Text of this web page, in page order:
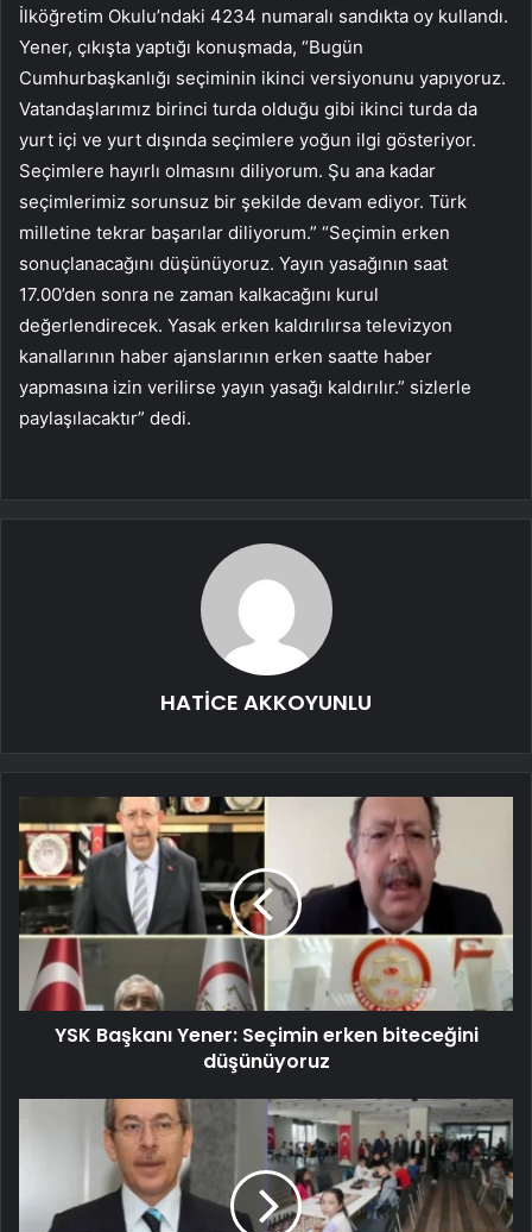
İlköğretim Okulu’ndaki 4234 numaralı sandıkta oy kullandı.
Yener, çıkışta yaptığı konuşmada, “Bugün
Cumhurbaşkanlığı seçiminin ikinci versiyonunu yapıyoruz.
Vatandaşlarımız birinci turda olduğu gibi ikinci turda da
yurt içi ve yurt dışında seçimlere yoğun ilgi gösteriyor.
Seçimlere hayırlı olmasını diliyorum. Şu ana kadar
seçimlerimiz sorunsuz bir şekilde devam ediyor. Türk
milletine tekrar başarılar diliyorum.” “Seçimin erken
sonuçlanacağını düşünüyoruz. Yayın yasağının saat
17.00’den sonra ne zaman kalkacağını kurul
değerlendirecek. Yasak erken kaldırılırsa televizyon
kanallarının haber ajanslarının erken saatte haber
yapmasına izin verilirse yayın yasağı kaldırılır.” sizlerle
paylaşılacaktır” dedi.
HATİCE AKKOYUNLU
YSK Başkanı Yener: Seçimin erken biteceğini
düşünüyoruz